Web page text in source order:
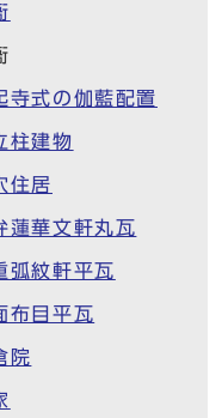
寺式の伽藍配置
柱建物
住居
蓮華文軒丸瓦
弧紋軒平瓦
布目平瓦
院